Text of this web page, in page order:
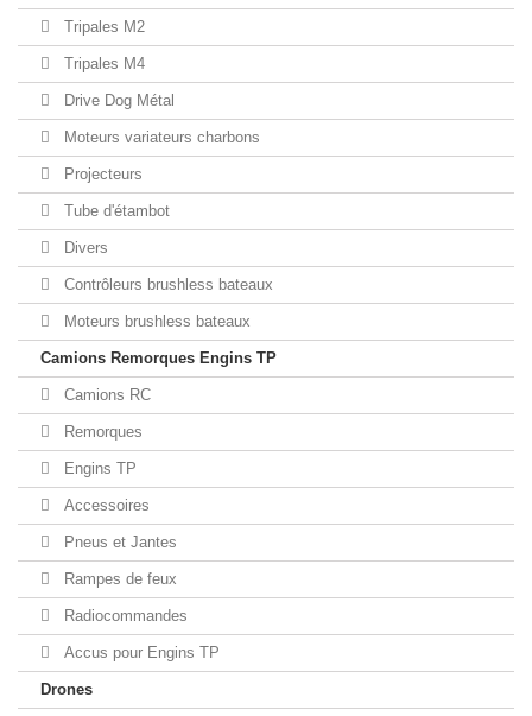
Tripales M2
Tripales M4
Drive Dog Métal
Moteurs variateurs charbons
Projecteurs
Tube d'étambot
Divers
Contrôleurs brushless bateaux
Moteurs brushless bateaux
Camions Remorques Engins TP
Camions RC
Remorques
Engins TP
Accessoires
Pneus et Jantes
Rampes de feux
Radiocommandes
Accus pour Engins TP
Drones